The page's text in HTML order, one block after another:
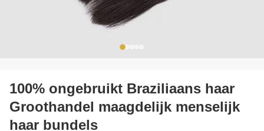
100% ongebruikt Braziliaans haar
Groothandel maagdelijk menselijk
haar bundels